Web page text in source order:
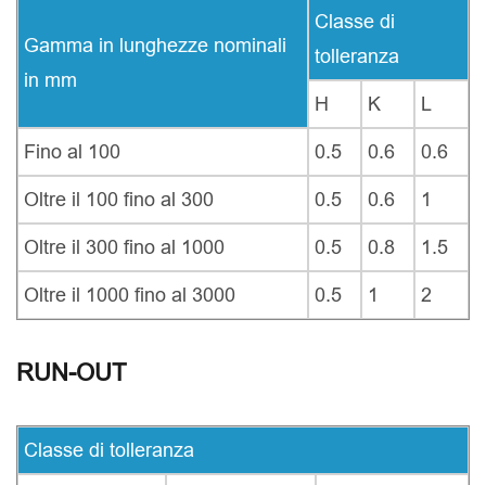
Gamma in lunghezze nominali
in mm
Classe di
tolleranza
H K L
Fino al 100 0.5 0.6 0.6
Oltre il 100 fino al 300 0.5 0.6 1
Oltre il 300 fino al 1000 0.5 0.8 1.5
Oltre il 1000 fino al 3000 0.5 1 2
RUN-OUT
Classe di tolleranza